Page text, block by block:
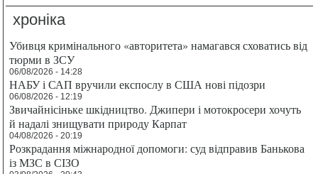
хроніка
Убивця кримінального «авторитета» намагався сховатись від
тюрми в ЗСУ
06/08/2026 - 14:28
НАБУ і САП вручили експослу в США нові підозри
06/08/2026 - 12:19
Звичайнісіньке шкідництво. Джипери і мотокросери хочуть
й надалі знищувати природу Карпат
04/08/2026 - 20:19
Розкрадання міжнародної допомоги: суд відправив Банькова
із МЗС в СІЗО